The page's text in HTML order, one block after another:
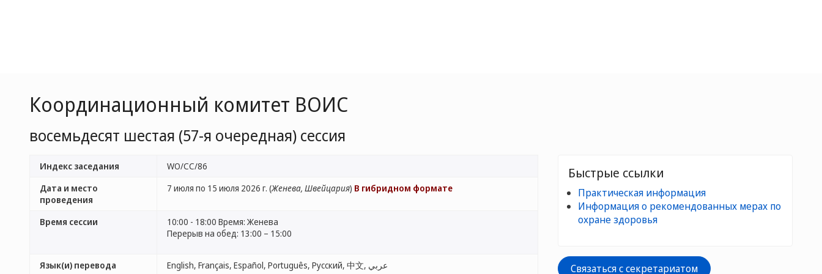
Координационный комитет ВОИС
восемьдесят шестая (57-я очередная) сессия
Индекс заседания
WO/CC/86
Дата и место
проведения
7 июля по 15 июля 2026 г. (Женева, Швейцария) В гибридном формате
Время сессии
10:00 - 18:00 Время: Женева
Перерыв на обед: 13:00 – 15:00
Язык(и) перевода
English, Français, Español, Português, Русский, 中文, عربي
Быстрые ссылки
Практическая информация
Информация о рекомендованных мерах по
охране здоровья
Связаться с секретариатом